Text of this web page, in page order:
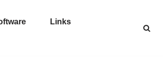
Links